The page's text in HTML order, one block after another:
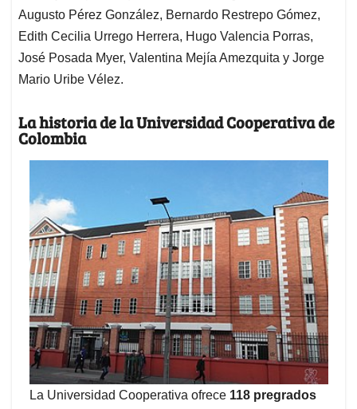
Augusto Pérez González, Bernardo Restrepo Gómez,
Edith Cecilia Urrego Herrera, Hugo Valencia Porras,
José Posada Myer, Valentina Mejía Amezquita y Jorge
Mario Uribe Vélez.
La historia de la Universidad Cooperativa de
Colombia
La Universidad Cooperativa ofrece 118 pregrados